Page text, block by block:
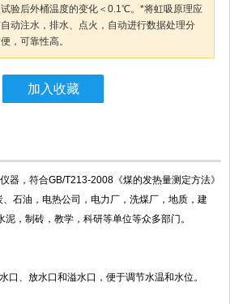
验后外桶温度的变化＜0.1℃。*将虹吸原理应
动注水，排水、点火，自动进行数据处理分
，可靠性高。
加入收藏
器，符合GB/T213-2008《煤的发热量测定方法》
石油，电热公司，电力厂，洗煤厂，地质，建
，制砖，教学，科研等单位等众多部门。
口、放水口和溢水口，便于调节水温和水位。